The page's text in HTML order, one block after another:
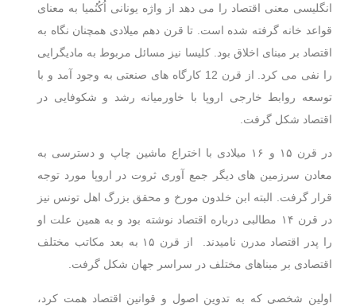
انگلیسی معنی اقتصاد را می دهد از واژه یونانی اُکُنُمیا به معنای
قواعد خانه گرفته شده است. تا قرن دهم میلادی همچنان نگاه به
اقتصاد بر مبنای اخلاق بود. کلیسا نیز مسائل مربوط به مادیگرایی
را نفی می کرد. از قرن 12 کارگاه های صنعتی به وجود آمد و با
توسعه روابط خارجی اروپا با خاورمیانه رشد و شکوفایی در
اقتصاد شکل گرفت.
در قرن ۱۵ و ۱۶ میلادی با اختراع ماشین چاپ و دسترسی به
معادن سرزمین های دیگر جمع آوری ثروت در اروپا مورد توجه
قرار گرفت. البته ابن خلدون مورخ و محقق بزرگ اهل تونس نیز
در قرن ۱۴ مطالبی درباره اقتصاد نوشته بود و به همین علت او
را پدر اقتصاد مدرن نامیدند. از قرن ۱۵ به بعد مکاتب مختلف
اقتصادی بر مبناهای مختلف در سراسر جهان شکل گرفت.
اولین شخصی که به تدوین اصول و قوانین اقتصاد همت کرد،